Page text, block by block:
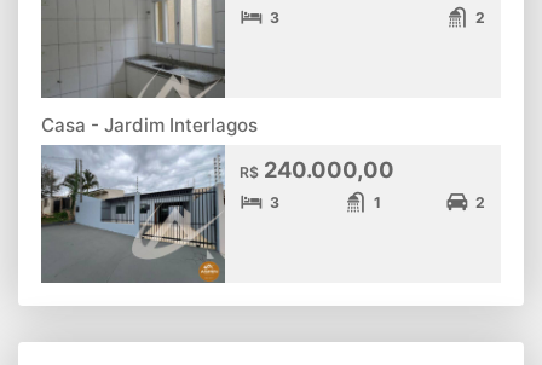
3 2
Casa - Jardim Interlagos
R$ 240.000,00
3 1 2